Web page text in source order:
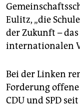
Eulitz, „die
der Zukunft –
internationalen
Bei der Linken
Forderung
CDU und SPD